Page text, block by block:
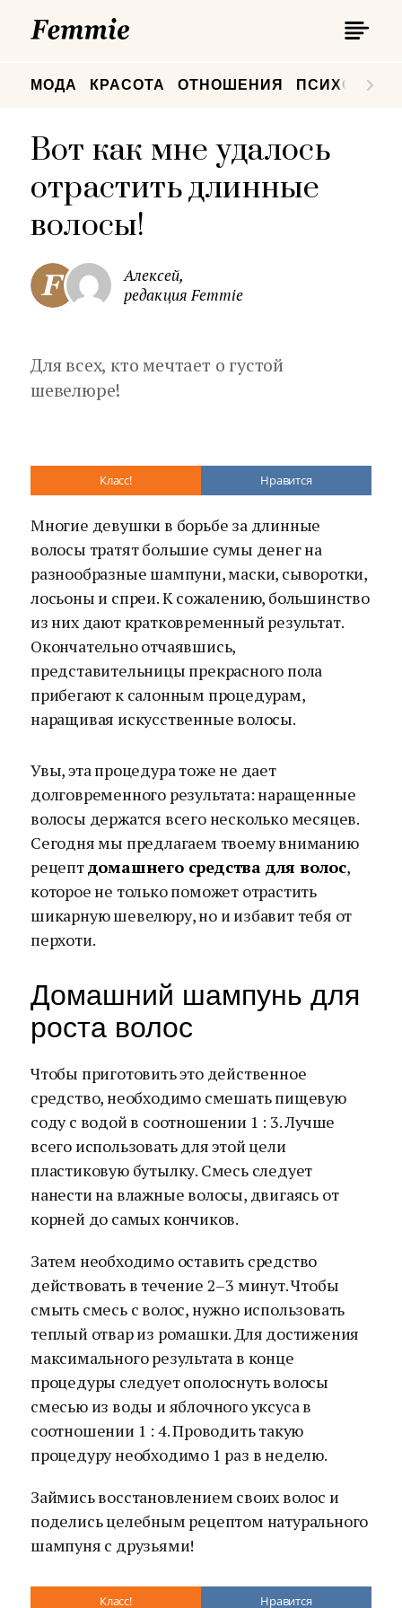
МОДА КРАСОТА ОТНОШЕНИЯ
Вот как мне удалось
отрастить длинные
волосы!
Алексей,
редакция Femmie
Для всех, кто мечтает о густой
шевелюре!
Класс! Нравится
Многие девушки в борьбе за длинные
волосы тратят большие сумы денег на
разнообразные шампуни, маски, сыворотки,
лосьоны и спреи. К сожалению, большинство
из них дают кратковременный результат.
Окончательно отчаявшись,
представительницы прекрасного пола
прибегают к салонным процедурам,
наращивая искусственные волосы.
Увы, эта процедура тоже не дает
долговременного результата: наращенные
волосы держатся всего несколько месяцев.
Сегодня мы предлагаем твоему вниманию
рецептдомашнего средства для волос,
которое не только поможет отрастить
шикарную шевелюру, но и избавит тебя от
перхоти.
Домашний шампунь для
роста волос
Чтобы приготовить это действенное
средство, необходимо смешать пищевую
соду с водой в соотношении 1 : 3. Лучше
всего использовать для этой цели
пластиковую бутылку. Смесь следует
нанести на влажные волосы, двигаясь от
корней до самых кончиков.
Затем необходимо оставить средство
действовать в течение 2–3 минут. Чтобы
смыть смесь с волос, нужно использовать
теплый отвар из ромашки. Для достижения
максимального результата в конце
процедуры следует ополоснуть волосы
смесью из воды и яблочного уксуса в
соотношении 1 : 4. Проводить такую
процедуру необходимо 1 раз в неделю.
Займись восстановлением своих волос и
поделись целебным рецептом натурального
шампуня с друзьями!
Класс! Нравится